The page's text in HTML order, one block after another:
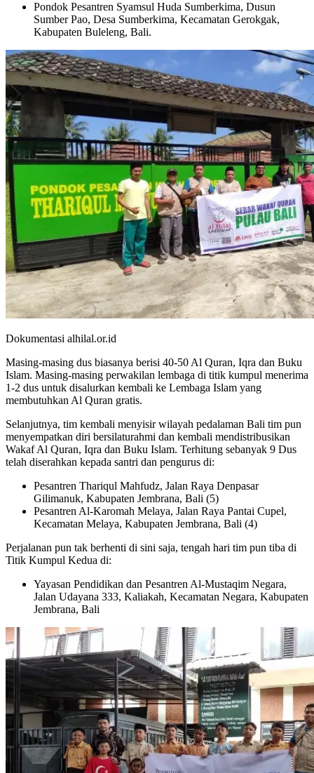
Pondok Pesantren Syamsul Huda Sumberkima, Dusun
Sumber Pao, Desa Sumberkima, Kecamatan Gerokgak,
Kabupaten Buleleng, Bali.
Dokumentasi alhilal.or.id
Masing-masing dus biasanya berisi 40-50 Al Quran, Iqra dan Buku
Islam. Masing-masing perwakilan lembaga di titik kumpul menerima
1-2 dus untuk disalurkan kembali ke Lembaga Islam yang
membutuhkan Al Quran gratis.
Selanjutnya, tim kembali menyisir wilayah pedalaman Bali tim pun
menyempatkan diri bersilaturahmi dan kembali mendistribusikan
Wakaf Al Quran, Iqra dan Buku Islam. Terhitung sebanyak 9 Dus
telah diserahkan kepada santri dan pengurus di:
Pesantren Thariqul Mahfudz, Jalan Raya Denpasar
Gilimanuk, Kabupaten Jembrana, Bali (5)
Pesantren Al-Karomah Melaya, Jalan Raya Pantai Cupel,
Kecamatan Melaya, Kabupaten Jembrana, Bali (4)
Perjalanan pun tak berhenti di sini saja, tengah hari tim pun tiba di
Titik Kumpul Kedua di:
Yayasan Pendidikan dan Pesantren Al-Mustaqim Negara,
Jalan Udayana 333, Kaliakah, Kecamatan Negara, Kabupaten
Jembrana, Bali